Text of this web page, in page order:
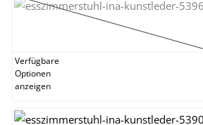
braun
(Diese Option ist
Verfügbare
Optionen
anzeigen